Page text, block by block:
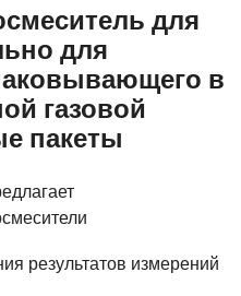
для
для
в
газовой
пакеты
результатов измерений